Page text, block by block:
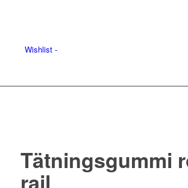
Wishlist -
Tätningsgummi
rail